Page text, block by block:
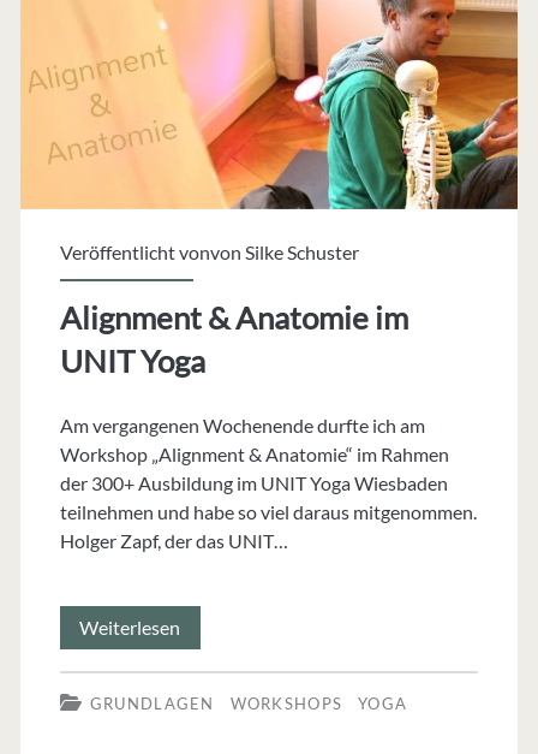
Veröffentlicht vonvon Silke Schuster
Alignment & Anatomie im
UNIT Yoga
Am vergangenen Wochenende durfte ich am
Workshop „Alignment & Anatomie“ im Rahmen
der 300+ Ausbildung im UNIT Yoga Wiesbaden
teilnehmen und habe so viel daraus mitgenommen.
Holger Zapf, der das UNIT…
Weiterlesen
&
Anatomie
GRUNDLAGEN WORKSHOPS YOGA